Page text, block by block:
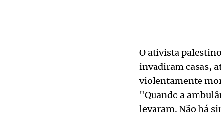
O ativista
invadiram casas,
violentamente
"Quando a
levaram. Não há